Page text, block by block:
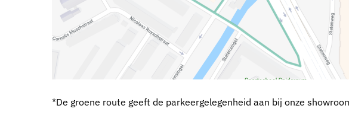
*De groene route geeft de parkeergelegenheid aan bij onze